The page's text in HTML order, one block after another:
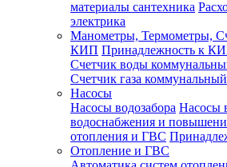
материалы сантехника
электрика
Манометры, Термометры,
КИП Принадлежность к
Счетчик воды
Счетчик газа коммунальный
Насосы
Насосы водозабора Насосы
водоснабжения и
отопления и ГВС
Отопление и ГВС